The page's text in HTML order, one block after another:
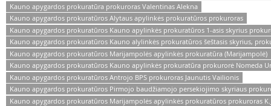
Kauno apygardos prokuratūra prokuroras Valentinas Alekna
Kauno apygardos prokuratūros Alytaus apylinkės prokuratūros prokuroras
Kauno apygardos prokuratūros Kauno apylinkės prokuratūros 1-asis skyrius
Kauno apygardos prokuratūros Kauno alylinkės prokuratūros šeštasis skyrius,
Kauno apygardos prokuratūros Marijampolės apylinkės prokuratūra (Marijampolė)
Kauno apygardos prokuratūros Kauno apylinkės prokuratūra prokurorė Nomeda
Kauno apygardos prokuratūros Antrojo BPS prokuroras Jaunutis Vailionis
Kauno apygardos prokuratūros Pirmojo baudžiamojo persekiojimo skyriaus
Kauno apygardos prokuratūros Marijampolės apylinkės prokuratūros prokuroras